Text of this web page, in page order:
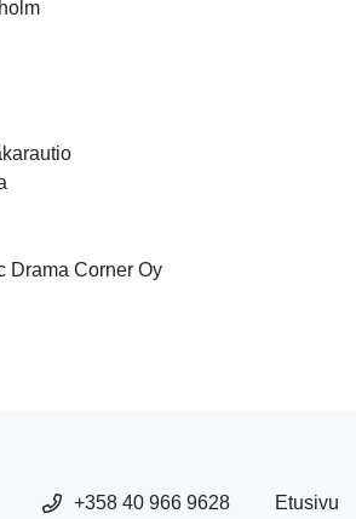
Drama Corner Oy
+358 40 966 9628 Etusivu